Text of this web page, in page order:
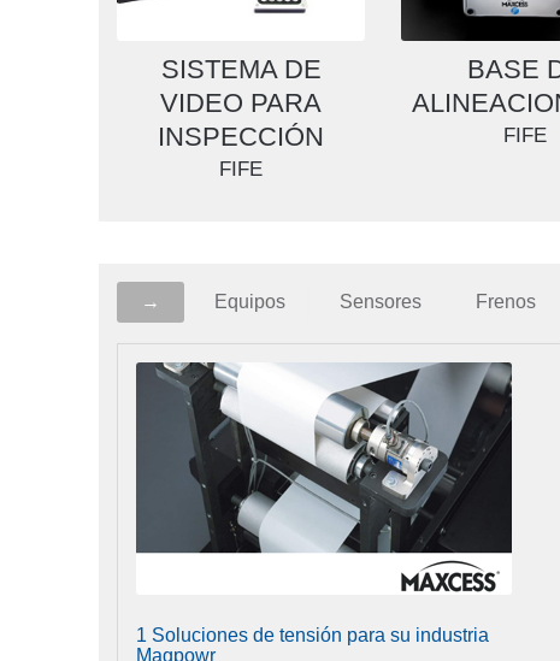
SISTEMA DE
VIDEO PARA
INSPECCIÓN
FIFE
BASE
FIFE
→ Equipos Sensores Frenos
1 Soluciones de tensión para su industria
Magpowr